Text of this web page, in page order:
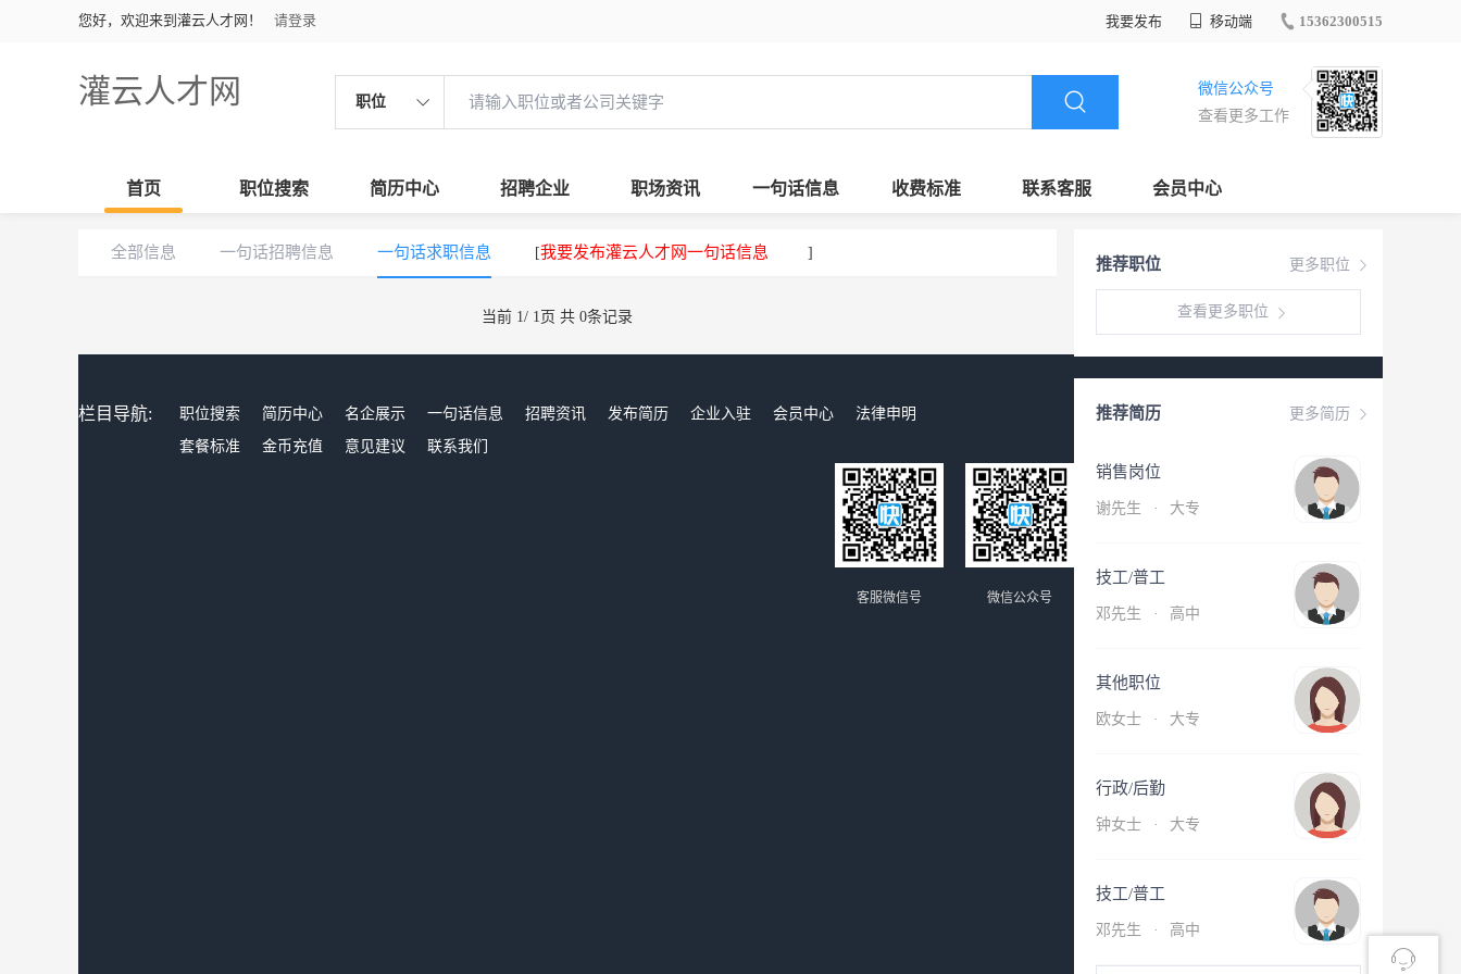
您好，欢迎来到灌云人才网！ 请登录 我要发布 移动端 15362300515
灌云人才网 职位
微信公众号
查看更多工作
首页 职位搜索 简历中心 招聘企业 职场资讯 一句话信息 收费标准 联系客服 会员中心
更多职位
推荐职位
查看更多职位
更多简历
推荐简历
销售岗位
谢先生 · 大专
技工/普工
邓先生 · 高中
其他职位
欧女士 · 大专
行政/后勤
钟女士 · 大专
技工/普工
邓先生 · 高中
全部信息 一句话招聘信息 一句话求职信息 [我要发布灌云人才网一句话信息 ]
当前 1/ 1页 共 0条记录
栏目导航: 职位搜索 简历中心 名企展示 一句话信息 招聘资讯 发布简历 企业入驻 会员中心
法律申明
套餐标准
金币充值 意见建议 联系我们
微信公众号
客服微信号